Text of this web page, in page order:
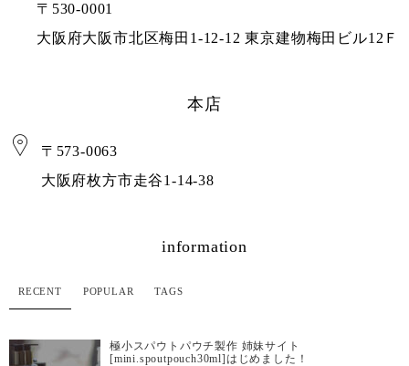
〒530-0001
⼤阪府⼤阪市北区梅田1-12-12 東京建物梅田ビル12Ｆ
本店
〒573-0063
大阪府枚方市走谷1-14-38
information
RECENT POPULAR TAGS
極小スパウトパウチ製作 姉妹サイト
[mini.spoutpouch30ml]はじめました！